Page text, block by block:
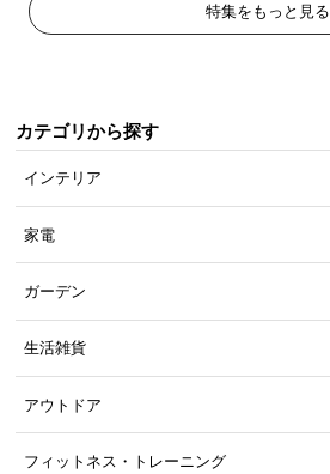
特集をもっと見る
カテゴリから探す
インテリア
家電
ガーデン
生活雑貨
アウトドア
フィットネス・トレーニング